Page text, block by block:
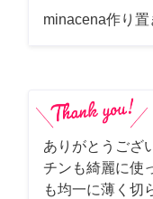
minacena作り
ありがとうござ
チンも綺麗に使
も均一に薄く切